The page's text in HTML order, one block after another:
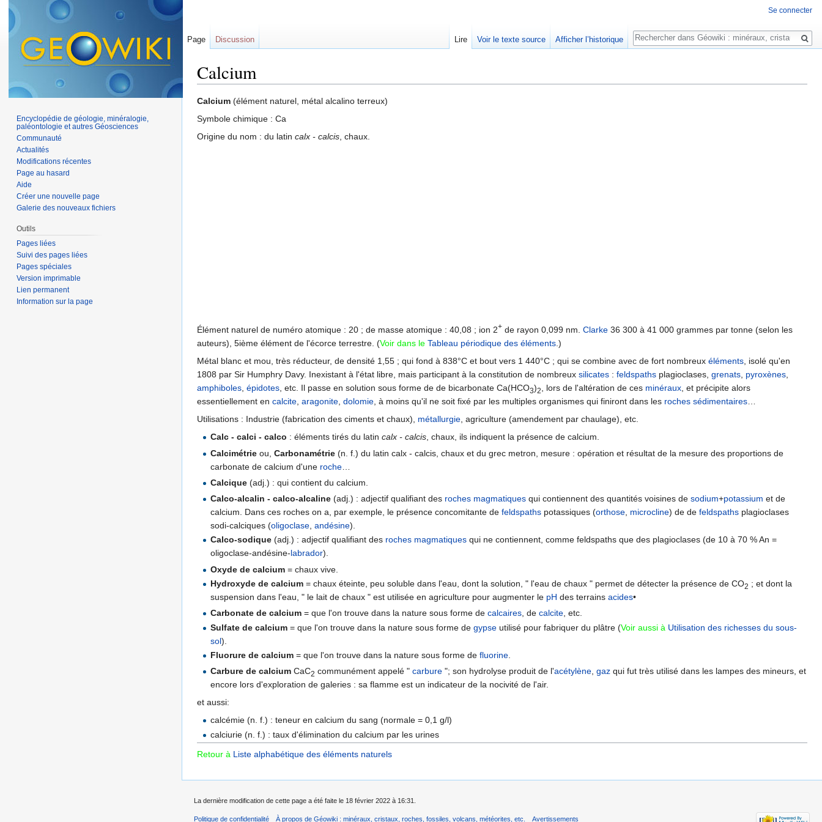
Calcium
Calcium (élément naturel, métal alcalino terreux)
Symbole chimique : Ca
Origine du nom : du latin calx - calcis, chaux.
Élément naturel de numéro atomique : 20 ; de masse atomique : 40,08 ; ion 2+ de rayon 0,099 nm. Clarke 36 300 à 41 000 grammes par tonne (selon les
auteurs), 5ième élément de l'écorce terrestre. (Voir dans le Tableau périodique des éléments.)
Métal blanc et mou, très réducteur, de densité 1,55 ; qui fond à 838°C et bout vers 1 440°C ; qui se combine avec de fort nombreux éléments, isolé qu'en
1808 par Sir Humphry Davy. Inexistant à l'état libre, mais participant à la constitution de nombreux silicates : feldspaths plagioclases, grenats, pyroxènes,
amphiboles, épidotes, etc. Il passe en solution sous forme de de bicarbonate Ca(HCO3)2, lors de l'altération de ces minéraux, et précipite alors
essentiellement en calcite, aragonite, dolomie, à moins qu'il ne soit fixé par les multiples organismes qui finiront dans les roches sédimentaires…
Utilisations : Industrie (fabrication des ciments et chaux), métallurgie, agriculture (amendement par chaulage), etc.
Calc - calci - calco : éléments tirés du latincalx - calcis, chaux, ils indiquent la présence de calcium.
Calcimétrie ou,Carbonamétrie (n. f.) du latin calx - calcis, chaux et du grec metron, mesure : opération et résultat de la mesure des proportions de
carbonate de calcium d'une roche
Calcique (adj.) : qui contient du calcium.
Calco-alcalin - calco-alcaline (adj.) : adjectif qualifiant des roches magmatiques qui contiennent des quantités voisines desodium+potassium et de
calcium. Dans ces roches on a, par exemple, le présence concomitante defeldspaths potassiques (orthose microcline) de defeldspaths plagioclases
sodi-calciques (oligoclase ,andésine).
Calco-sodique (adj.) : adjectif qualifiant des roches magmatiques qui ne contiennent, comme feldspaths que des plagioclases (de 10 à 70 % An =
oligoclase-andésine-labrador).
Oxyde de calcium = chaux vive.
Hydroxyde de calcium = chaux éteinte, peu soluble dans l'eau, dont la solution, " l'eau de chaux " permet de détecter la présence de CO2 ; et dont la
suspension dans l'eau, " le lait de chaux " est utilisée en agriculture pour augmenter le pH des terrainsacides•
Carbonate de calcium = que l'on trouve dans la nature sous forme decalcaires , decalcite , etc.
Sulfate de calcium = que l'on trouve dans la nature sous forme degypse utilisé pour fabriquer du plâtre (Voir aussi à Utilisation des richesses du sous-
sol).
Fluorure de calcium = que l'on trouve dans la nature sous forme defluorine
Carbure de calcium CaC2 communément appelé "carbure "; son hydrolyse produit de l'acétylène ,gaz qui fut très utilisé dans les lampes des mineurs, et
encore lors d'exploration de galeries : sa flamme est un indicateur de la nocivité de l'air.
et aussi:
calcémie (n. f.) : teneur en calcium du sang (normale = 0,1 g/l)
calciurie (n. f.) : taux d'élimination du calcium par les urines
Retour à Liste alphabétique des éléments naturels
Se connecter
Page Discussion Lire Voir le texte source Afficher l’historique
Rechercher
Encyclopédie de géologie, minéralogie,
paléontologie et autres Géosciences
Communauté
Actualités
Modifications récentes
Page au hasard
Aide
Créer une nouvelle page
Galerie des nouveaux fichiers
Outils
Pages liées
Suivi des pages liées
Pages spéciales
Version imprimable
Lien permanent
Information sur la page
La dernière modification de cette page a été faite le 18 février 2022 à 16:31.
Politique de confidentialité À propos de Géowiki : minéraux, cristaux, roches, fossiles, volcans, météorites, etc. Avertissements